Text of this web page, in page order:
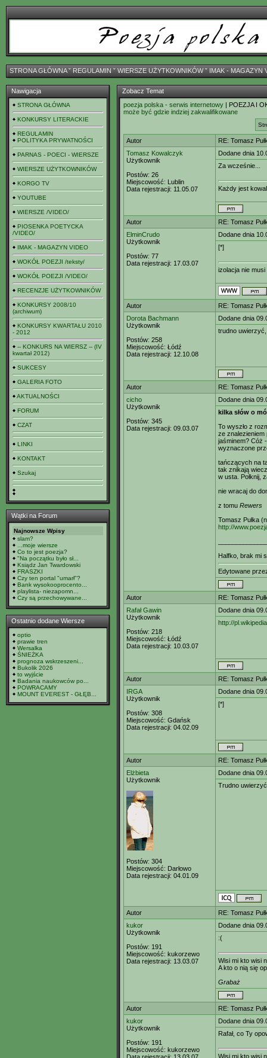
STRONA GŁÓWNAˇ REGULAMIN ˇ WIERSZE UŻYTKOWNIKÓWˇ IMAK - MAGAZYN
Nawigacja
STRONA GŁÓWNA
KONKURSY LITERACKIE
REGULAMIN
POLITYKA PRYWATNOŚCI
PARNAS - POECI - WIERSZE
WIERSZE UŻYTKOWNIKÓW
KORGO TV
YOUTUBE
WIERSZE /VIDEO/
PIOSENKA POETYCKA
/VIDEO/
IMAK - MAGAZYN VIDEO
WOKÓŁ POEZJI /teksty/
WOKÓŁ POEZJI /VIDEO/
RECENZJE UŻYTKOWNIKÓW
KONKURSY 2008/10
(archiwum)
KONKURSY KWARTAŁU 2010
- 2012
-- KONKURS NA WIERSZ -- (IV
kwartał 2012)
SUKCESY
GALERIA FOTO
AKTUALNOŚCI
FORUM
CZAT
LINKI
KONTAKT
Szukaj
Wątki na Forum
Najnowsze Wpisy
slam?
...moje wiersze
Co to jest poezja?
"Na początku było sł...
Ksiądz Jan Twardowski
FRASZKI
Czy ten portal "umarł"?
Bank wysokooprocento...
playlista- niezapomn...
Czy są przechowywane...
Ostatnio dodane Wiersze
optio
prawie tren
Wersalka
ŚNIEŻKA
prognoza wskrzeszeni...
Bukolik 2026
to wyjście
Badania naukowców po...
POWRACAMY
MOUNT EVEREST - GŁĘB...
Zobacz Temat
poezja polska - serwis internetowy | POEZJA I
może być gdzie indziej zakwalifikowane
Autor
RE: Tomasz
Tomasz Kowalczyk
Użytkownik
Postów: 26
Miejscowość: Lublin
Data rejestracji: 11.05.07
Dodane dnia
Za wcześnie...
Każdy jest
Autor
RE: Tomasz
ElminCrudo
Użytkownik
Postów: 77
Data rejestracji: 17.03.07
Dodane dnia
[*]
izolacja nie
Autor
RE: Tomasz
Dorota Bachmann
Użytkownik
Postów: 258
Miejscowość: Łódź
Data rejestracji: 12.10.08
Dodane dnia
trudno
Autor
RE: Tomasz
cicho
Użytkownik
Postów: 345
Data rejestracji: 09.03.07
Dodane dnia
kilka słów o
To wyszło z
ze znalezieniem
jaśminem? Cóż
wyznaczone
tańczących na
tak znikają
w usta. Połknij,
nie wracaj do
z tomu Rewers
Tomasz Pułka
http://
Halfko, brak mi
Edytowane
Autor
RE: Tomasz
Rafał Gawin
Użytkownik
Postów: 218
Miejscowość: Łódź
Data rejestracji: 10.03.07
Dodane dnia
http://
Autor
RE: Tomasz
IRGA
Użytkownik
Postów: 308
Miejscowość: Gdańsk
Data rejestracji: 04.02.09
Dodane dnia
[*]
Autor
RE: Tomasz
Elżbieta
Użytkownik
Postów: 304
Miejscowość: Darłowo
Data rejestracji: 04.01.09
Dodane dnia
Trudno
Autor
RE: Tomasz
kukor
Użytkownik
Postów: 191
Miejscowość: kukorzewo
Data rejestracji: 13.03.07
Dodane dnia
:(
Wisi mi kto wisi
A kto o nią się
Grabaż
Autor
RE: Tomasz
kukor
Użytkownik
Postów: 191
Miejscowość: kukorzewo
Dodane dnia
Rafał, co Ty
Wisi mi kto wisi